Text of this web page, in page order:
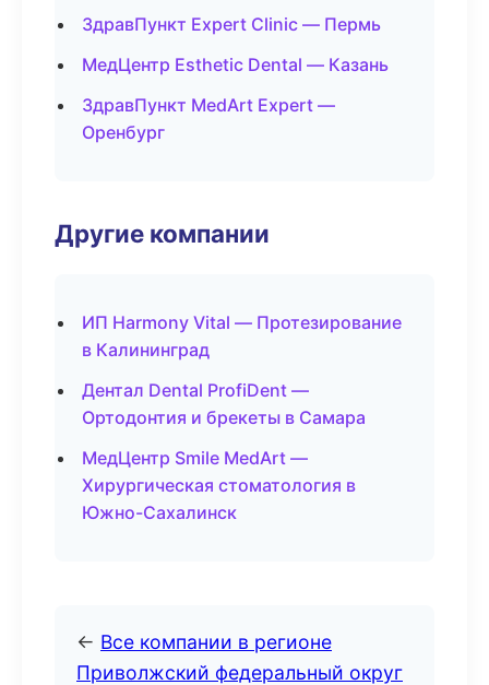
ЗдравПункт Expert Clinic — Пермь
МедЦентр Esthetic Dental — Казань
ЗдравПункт MedArt Expert —
Оренбург
Другие компании
ИП Harmony Vital — Протезирование
в Калининград
Дентал Dental ProfiDent —
Ортодонтия и брекеты в Самара
МедЦентр Smile MedArt —
Хирургическая стоматология в
Южно-Сахалинск
← Все компании в регионе
Приволжский федеральный округ